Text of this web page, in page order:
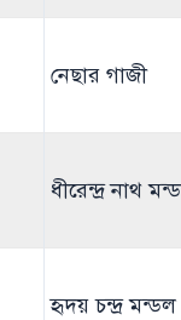
নেছার গাজী
ধীরেন্দ্র নাথ
হৃদয় চন্দ্র মন্ডল